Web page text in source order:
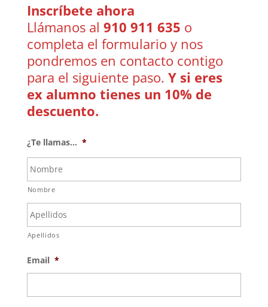
Inscríbete ahora
Llámanos al 910 911 635 o
completa el formulario y nos
pondremos en contacto contigo
para el siguiente paso. Y si eres
ex alumno tienes un 10% de
descuento.
¿Te llamas... *
Nombre
Apellidos
Email *